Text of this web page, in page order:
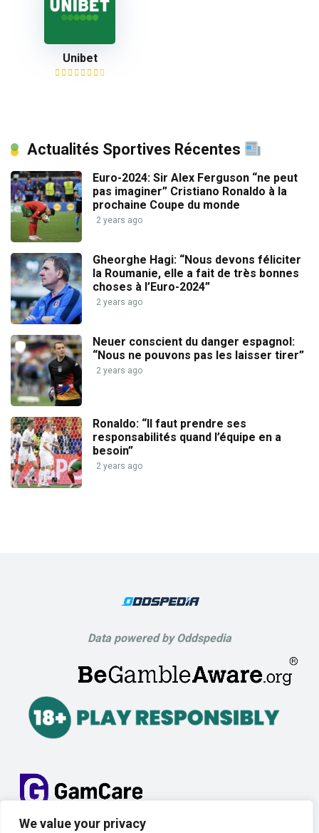
We value your privacy
Unibet
Actualités Sportives Récentes
Euro-2024: Sir Alex Ferguson “ne peut
pas imaginer” Cristiano Ronaldo à la
prochaine Coupe du monde
2 years ago
Gheorghe Hagi: “Nous devons féliciter
la Roumanie, elle a fait de très bonnes
choses à l’Euro-2024”
2 years ago
Neuer conscient du danger espagnol:
“Nous ne pouvons pas les laisser tirer”
2 years ago
Ronaldo: “Il faut prendre ses
responsabilités quand l’équipe en a
besoin”
2 years ago
Data powered by Oddspedia